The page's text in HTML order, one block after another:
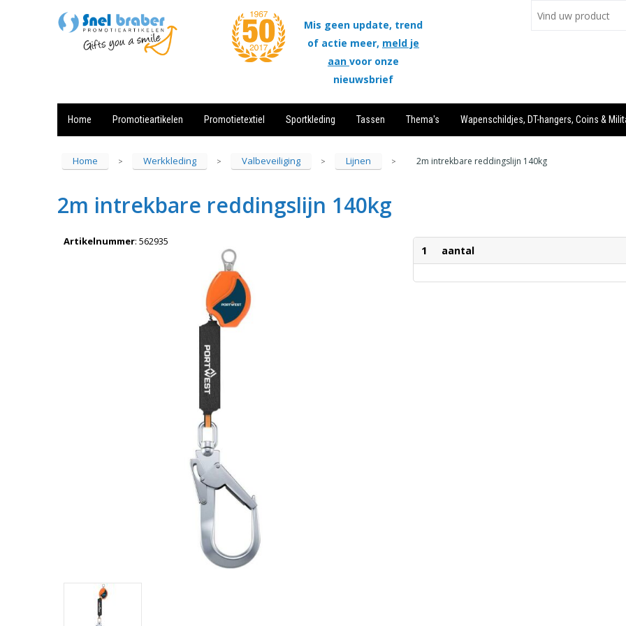
Mis geen update, trend
of actie meer, meld je
aan voor onze
nieuwsbrief
Home Promotieartikelen Promotietextiel Sportkleding Tassen Thema's Wapenschildjes, DT-hangers, Coins &
Home > Werkkleding > Valbeveiliging > Lijnen > 2m intrekbare reddingslijn 140kg
2m intrekbare reddingslijn 140kg
Artikelnummer: 562935
1 aantal